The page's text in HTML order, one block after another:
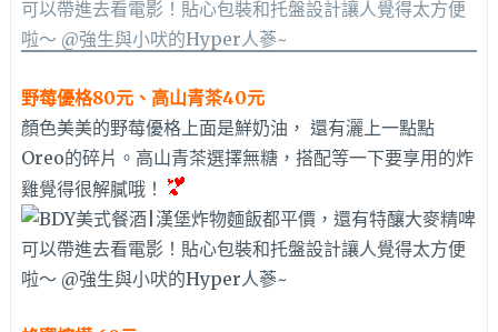
野莓優格80元、高山青茶40元
顏色美美的野莓優格上面是鮮奶油， 還有灑上一點點
Oreo的碎片。高山青茶選擇無糖，搭配等一下要享用的炸
雞覺得很解膩哦！